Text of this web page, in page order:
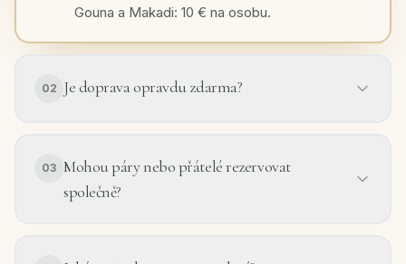
Gouna a Makadi: 10 € na osobu.
02 Je doprava opravdu zdarma?
03 Mohou páry nebo přátelé rezervovat
společně?